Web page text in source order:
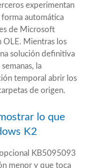
experimentan
automática
de Microsoft
OLE. Mientras los
solución definitiva
la
temporal abrir los
de origen.
lo que
K2
KB5095093
menor y que toca